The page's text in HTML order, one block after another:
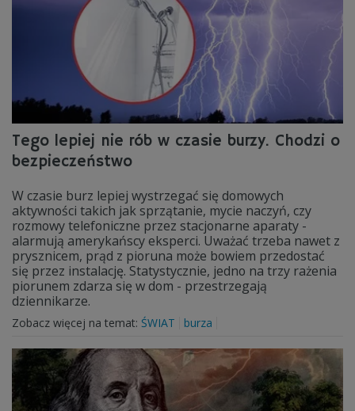
Tego lepiej nie rób w czasie burzy. Chodzi o
bezpieczeństwo
W czasie burz lepiej wystrzegać się domowych
aktywności takich jak sprzątanie, mycie naczyń, czy
rozmowy telefoniczne przez stacjonarne aparaty -
alarmują amerykańscy eksperci. Uważać trzeba nawet z
prysznicem, prąd z pioruna może bowiem przedostać
się przez instalację. Statystycznie, jedno na trzy rażenia
piorunem zdarza się w dom - przestrzegają
dziennikarze.
Zobacz więcej na temat: ŚWIAT burza